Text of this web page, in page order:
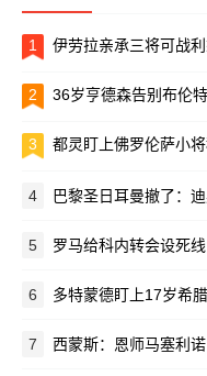
1 伊劳拉亲承三将可战利
2 36岁亨德森告别布伦特福德，切尔
3 都灵盯上佛罗伦萨小将科穆佐，
4 巴黎圣日耳曼撤了：迪奥曼德这
5 罗马给科内转会设死线，曼联竟想拿拉
6 多特蒙德盯上17岁希腊妖
7 西蒙斯：恩师马塞利诺